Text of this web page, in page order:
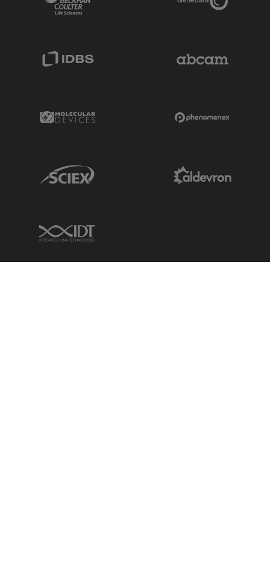
Molecular Devices Link
Sciex Link
IDT Link